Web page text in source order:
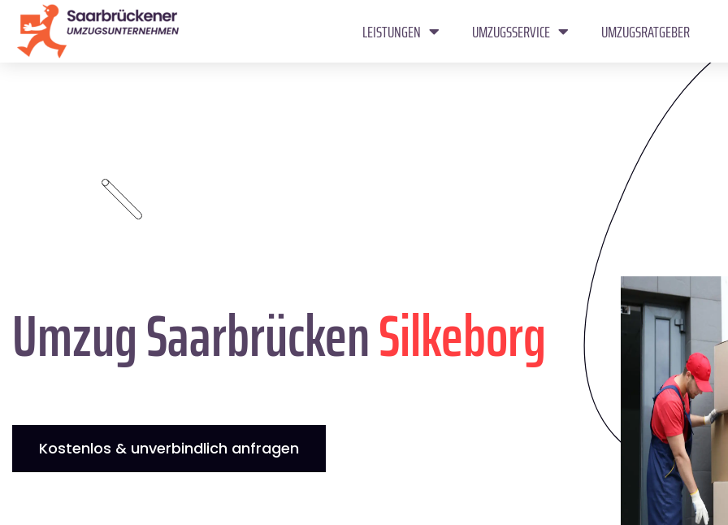
LEISTUNGEN UMZUGSSERVICE UMZUGSRATGEBER
Umzug SaarbrückenSilkeborg
Kostenlos & unverbindlich anfragen